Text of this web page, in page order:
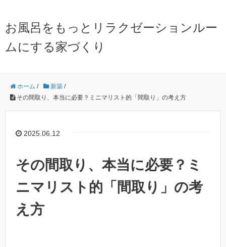
お風呂をもっとリラクゼーションルー
ムにする家づくり
ホーム / 新築 /
その間取り、本当に必要？ミニマリスト的「間取り」の考え方
2025.06.12
その間取り、本当に必要？ミ
ニマリスト的「間取り」の考
え方